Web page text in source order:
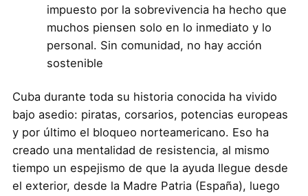
impuesto por la sobrevivencia ha hecho que
muchos piensen solo en lo inmediato y lo
personal. Sin comunidad, no hay acción
sostenible
Cuba durante toda su historia conocida ha vivido
bajo asedio: piratas, corsarios, potencias europeas
y por último el bloqueo norteamericano. Eso ha
creado una mentalidad de resistencia, al mismo
tiempo un espejismo de que la ayuda llegue desde
el exterior, desde la Madre Patria (España), luego